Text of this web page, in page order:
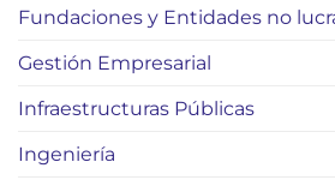
Fundaciones y Entidades no
Gestión Empresarial
Infraestructuras Públicas
Ingeniería